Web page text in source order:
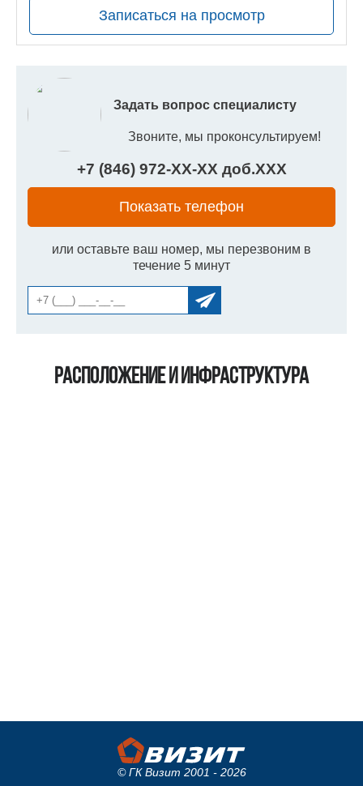
Записаться на просмотр
Задать вопрос специалисту
Звоните, мы проконсультируем!
+7 (846) 972-XX-XX доб.XXX
Показать телефон
или оставьте ваш номер, мы перезвоним в
течение 5 минут
Расположение и инфраструктура
© ГК Визит 2001 - 2026